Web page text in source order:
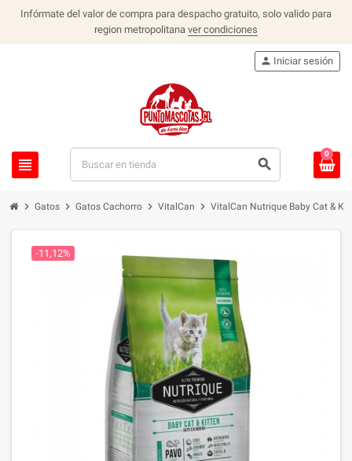
Infórmate del valor de compra para despacho gratuito, solo valido para
region metropolitana ver condiciones
view_headline search
person Iniciar sesión
0
chevron_right Gatos chevron_right Gatos Cachorro chevron_right VitalCan chevron_right VitalCan Nutrique Baby Cat &
-11,12%